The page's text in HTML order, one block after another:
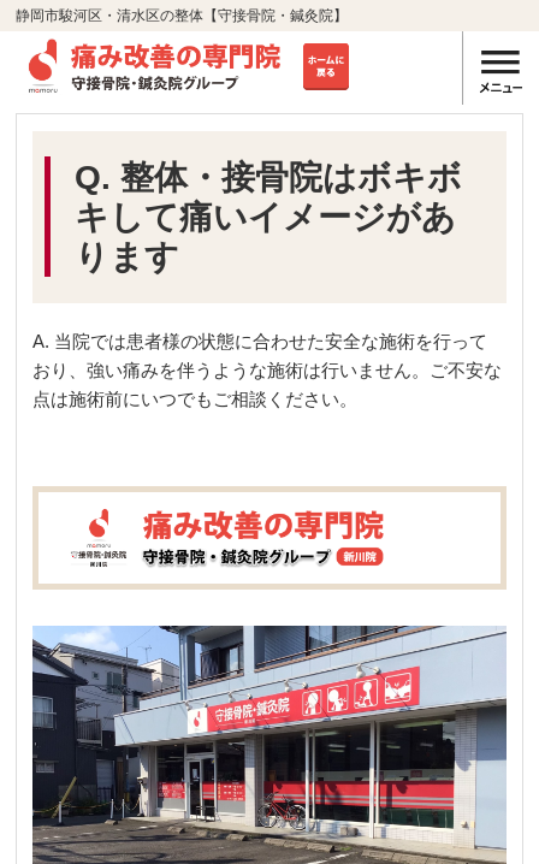
静岡市駿河区・清水区の整体【守接骨院・鍼灸院】
Q. 整体・接骨院はボキボ
キして痛いイメージがあ
ります
A. 当院では患者様の状態に合わせた安全な施術を行って
おり、強い痛みを伴うような施術は行いません。ご不安な
点は施術前にいつでもご相談ください。